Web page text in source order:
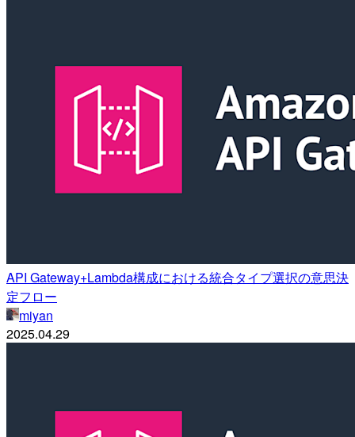
API Gateway+Lambda構成における統合タイプ選択の意思決
定フロー
miyan
2025.04.29